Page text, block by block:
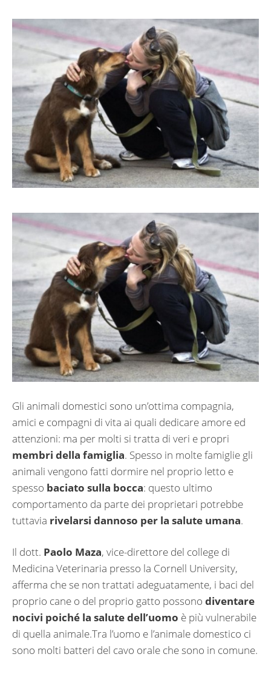
Gli animali domestici sono un’ottima compagnia,
amici e compagni di vita ai quali dedicare amore ed
attenzioni: ma per molti si tratta di veri e propri
membri della famiglia. Spesso in molte famiglie gli
animali vengono fatti dormire nel proprio letto e
spesso baciato sulla bocca: questo ultimo
comportamento da parte dei proprietari potrebbe
tuttavia rivelarsi dannoso per la salute umana.
Il dott. Paolo Maza, vice-direttore del college di
Medicina Veterinaria presso la Cornell University,
afferma che se non trattati adeguatamente, i baci del
proprio cane o del proprio gatto possono diventare
nocivi poiché la salute dell’uomo è più vulnerabile
di quella animale.Tra l’uomo e l’animale domestico ci
sono molti batteri del cavo orale che sono in comune.